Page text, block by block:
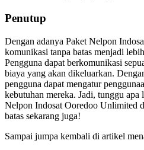
Penutup
Dengan adanya Paket Nelpon
komunikasi tanpa batas menjadi
Pengguna dapat berkomunikasi
biaya yang akan dikeluarkan.
pengguna dapat mengatur
kebutuhan mereka. Jadi, tunggu apa
Nelpon Indosat Ooredoo Unlimited
batas sekarang juga!
Sampai jumpa kembali di artikel